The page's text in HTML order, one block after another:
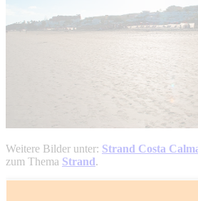
Weitere Bilder unter: Strand Costa
zum Thema Strand.